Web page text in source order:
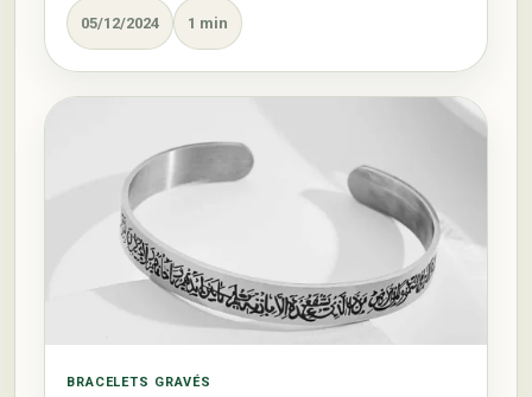
05/12/2024 1 min
BRACELETS GRAVÉS